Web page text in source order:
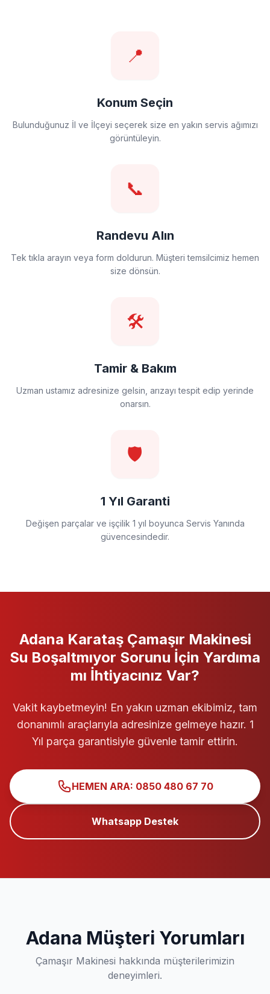
📍
Konum Seçin
Bulunduğunuz İl ve İlçeyi seçerek size en yakın servis ağımızı
görüntüleyin.
📞
Randevu Alın
Tek tıkla arayın veya form doldurun. Müşteri temsilcimiz hemen
size dönsün.
🛠️
Tamir & Bakım
Uzman ustamız adresinize gelsin, arızayı tespit edip yerinde
onarsın.
🛡️
1 Yıl Garanti
Değişen parçalar ve işçilik 1 yıl boyunca Servis Yanında
güvencesindedir.
Adana KarataşÇamaşır Makinesi
Su Boşaltmıyor Sorunu İçin Yardıma
mı İhtiyacınız Var?
Vakit kaybetmeyin! En yakın uzman ekibimiz, tam
donanımlı araçlarıyla adresinize gelmeye hazır. 1
Yıl parça garantisiyle güvenle tamir ettirin.
HEMEN ARA: 0850 480 67 70
Whatsapp Destek
Adana Müşteri Yorumları
Çamaşır Makinesi hakkında müşterilerimizin
deneyimleri.